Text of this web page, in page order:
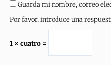
Guarda mi nombre, correo
Por favor, introduce una
1 × cuatro =